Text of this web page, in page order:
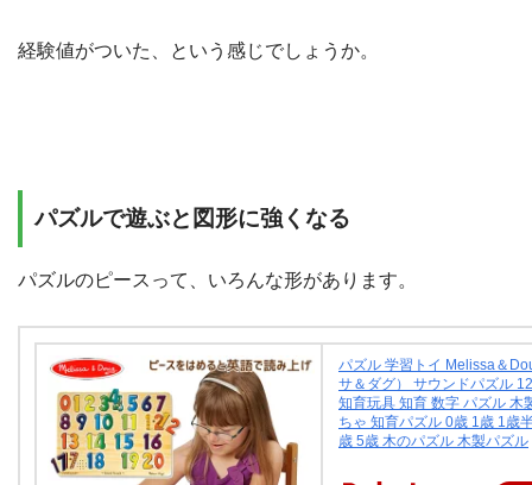
経験値がついた、という感じでしょうか。
パズルで遊ぶと図形に強くなる
パズルのピースって、いろんな形があります。
パズル 学習トイ Melissa＆
サ＆ダグ） サウンドパズル
知育玩具 知育 数字 パズル 木
ちゃ 知育パズル 0歳 1歳 1歳
歳 5歳 木のパズル 木製パズル